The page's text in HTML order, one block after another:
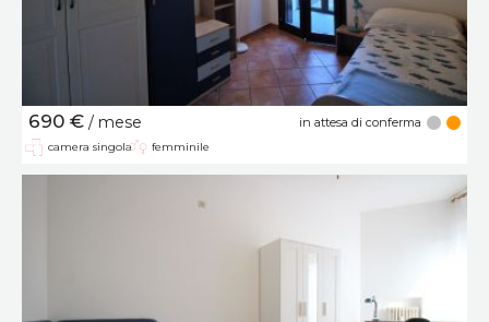
690 € / mese in attesa di conferma
camera singola femminile